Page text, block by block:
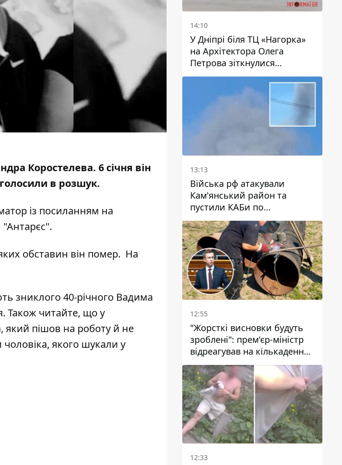
Коростелева. 6 січня він
в розшук.
із посиланням на
обставин він помер. На
зниклого 40-річного Вадима
. Також читайте, що у
який пішов на роботу й не
якого шукали у
14:10
У Дніпрі біля ТЦ «Нагорка»
на Архітектора Олега
Петрова зіткнулися
«швидка» та Toyota: трамваї
№5 затримуються
13:13
Війська рф атакували
Кам'янський район та
пустили КАБи по
Павлограду: постраждав
чоловік, в небо здіймається
стовп диму
12:55
"Жорсткі висновки будуть
зроблені": прем'єр-міністр
відреагував на кількаденну
відсутність води у Марганці
12:33